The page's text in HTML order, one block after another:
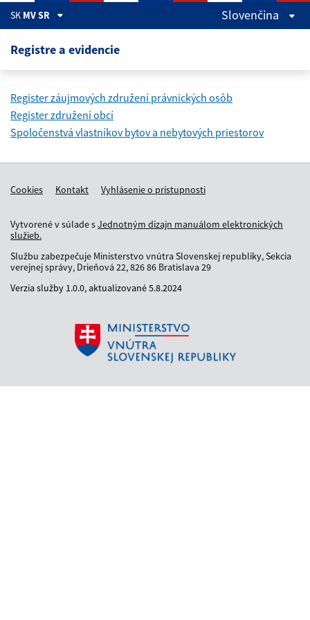
Preskočiť na hlavný obsah
SK MV SR Slovenčina
Registre a evidencie
Register záujmových združení právnických osôb
Register združení obcí
Spoločenstvá vlastníkov bytov a nebytových priestorov
Cookies Kontakt Vyhlásenie o prístupnosti
Vytvorené v súlade sJednotným dizajn manuálom elektronických
služieb.
Službu zabezpečuje Ministerstvo vnútra Slovenskej republiky, Sekcia
verejnej správy, Drieňová 22, 826 86 Bratislava 29
Verzia služby 1.0.0,aktualizované5.8.2024